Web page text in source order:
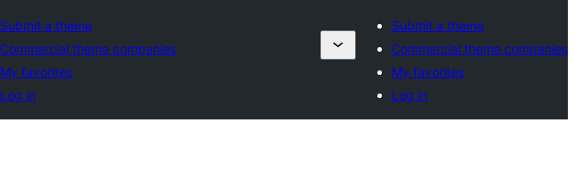
Submit a theme
Commercial theme companies
My favorites
Log in
Submit a theme
Commercial theme companies
My favorites
Log in